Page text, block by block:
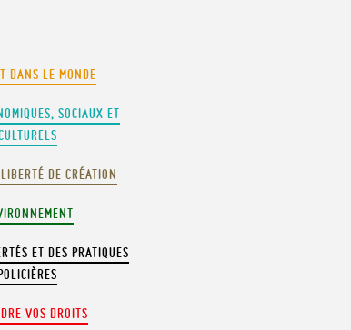
DANS LE MONDE
SOCIAUX ET
DE CRÉATION
ET DES PRATIQUES
VOS DROITS